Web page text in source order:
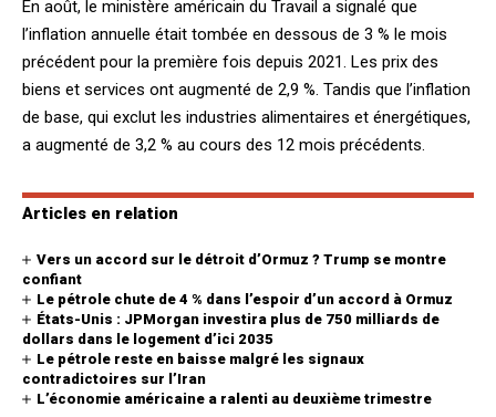
En août, le ministère américain du Travail a signalé que
l’inflation annuelle était tombée en dessous de 3 % le mois
précédent pour la première fois depuis 2021. Les prix des
biens et services ont augmenté de 2,9 %. Tandis que l’inflation
de base, qui exclut les industries alimentaires et énergétiques,
a augmenté de 3,2 % au cours des 12 mois précédents.
Articles en relation
Vers un accord sur le détroit d’Ormuz ? Trump se montre
confiant
Le pétrole chute de 4 % dans l’espoir d’un accord à Ormuz
États-Unis : JPMorgan investira plus de 750 milliards de
dollars dans le logement d’ici 2035
Le pétrole reste en baisse malgré les signaux
contradictoires sur l’Iran
L’économie américaine a ralenti au deuxième trimestre